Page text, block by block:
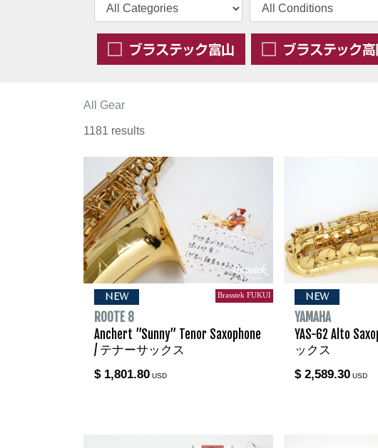
All Gear
1181 results
NEW Brasstek FUKUI
ROOTE 8
Anchert ”Sunny” Tenor Saxophone
/ テナーサックス
$ 1,801.80 USD
NEW
YAMAHA
YAS-62 Alto
ックス
$ 2,589.30 USD